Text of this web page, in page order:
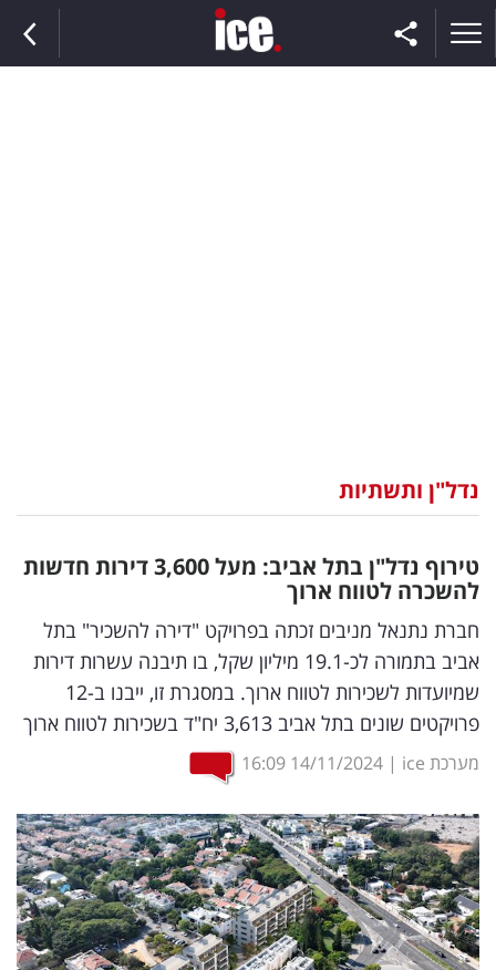
וצרכנות
דיגיטל
וטק
שיווק
ופרסום
משפט
מדדים
ומחקרים
דעות
רכילות
נדל"ן ותשתיות
טירוף נדל"ן בתל אביב: מעל 3,600 דירות חדשות
להשכרה לטווח ארוך
חברת נתנאל מניבים זכתה בפרויקט "דירה להשכיר" בתל
אביב בתמורה לכ-19.1 מיליון שקל, בו תיבנה עשרות דירות
שמיועדות לשכירות לטווח ארוך. במסגרת זו, ייבנו ב-12
פרויקטים שונים בתל אביב 3,613 יח"ד בשכירות לטווח ארוך
מערכת ice |
14/11/2024
16:09